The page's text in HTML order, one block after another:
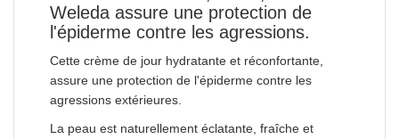
Weleda assure une protection de
l'épiderme contre les agressions.
Cette crème de jour hydratante et réconfortante,
assure une protection de l'épiderme contre les
agressions extérieures.
La peau est naturellement éclatante, fraîche et